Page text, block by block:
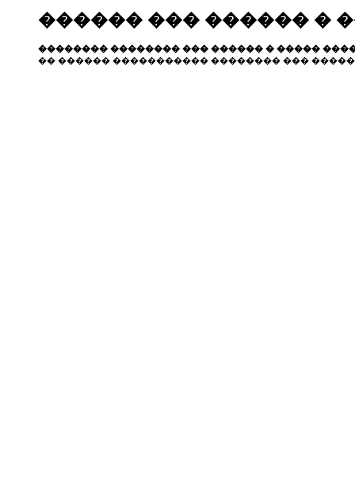
������ ��� ������ �
�������� �������� ��� ������ � �����
�� ������ ����������� �������� ���